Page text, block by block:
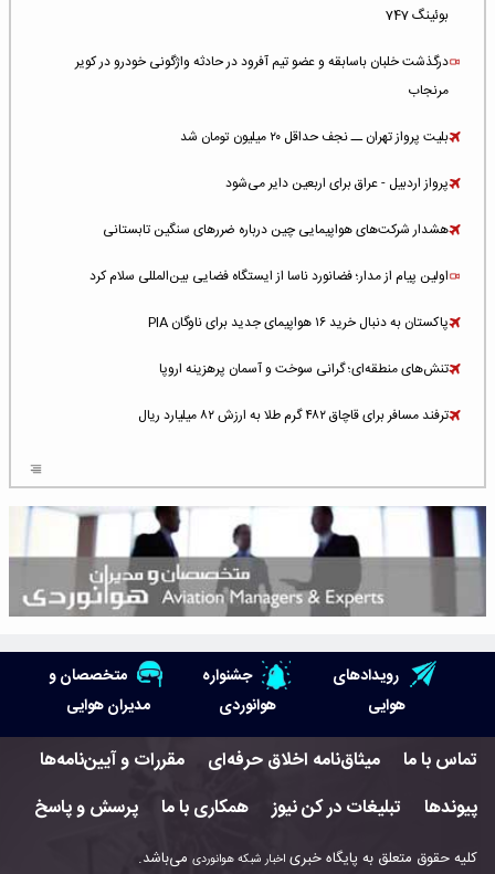
بوئینگ 747
درگذشت خلبان باسابقه و عضو تیم آفرود در حادثه واژگونی خودرو در کویر
مرنجاب
بلیت پرواز تهران ــ نجف حداقل ۲۰ میلیون تومان شد
پرواز اردبیل - عراق برای اربعین دایر می‌شود
هشدار شرکت‌های هواپیمایی چین درباره ضررهای سنگین تابستانی
اولین پیام از مدار؛ فضانورد ناسا از ایستگاه فضایی بین‌المللی سلام کرد
پاکستان به دنبال خرید ۱۶ هواپیمای جدید برای ناوگان PIA
تنش‌های منطقه‌ای؛ گرانی سوخت و آسمان پرهزینه اروپا
ترفند مسافر برای قاچاق ۴۸۲ گرم طلا به ارزش ۸۲ میلیارد ریال
شلوغ‌ترین فرودگاه‌های اروپا در ۲۰۲۵: لندن، استانبول و پاریس
پخش زنده پرواز سیزدهم موشک استارشیپ اسپیس‌ایکس [جمعه ساعت ۰۱:۴۵]
هوش مصنوعی وارد تعمیر و بازرسی موتورهای هواپیما شد
حمله هوایی به تأسیسات فرودگاه سمنان
استخدام در صنعت هوانوردی کانادا با آموزش رایگان و حقوق ۱۲۷ هزار دلاری
رویدادهای
هوایی
جشنواره
هوانوردی
متخصصان و
مدیران هوایی
تماس با ما میثاق‌نامه اخلاق حرفه‌ای
مقررات و آیین‌نامه‌ها
پیوندها
تبلیغات در کن نیوز همکاری با ما پرسش و پاسخ
کلیه حقوق متعلق به پایگاه خبری اخبار شبکه هوانوردی می‌باشد.